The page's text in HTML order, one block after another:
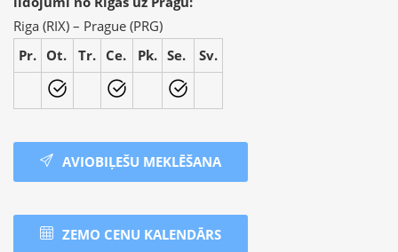
Riga (RIX) – Prague (PRG)
Pr. Ot. Tr. Ce. Pk. Se. Sv.
AVIOBIĻEŠU MEKLĒŠANA
ZEMO CENU KALENDĀRS